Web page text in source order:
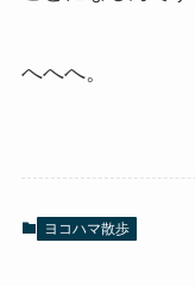
へへへ。
ヨコハマ散歩